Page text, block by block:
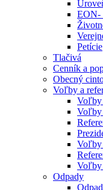
EON-
Petície
Tlačivá
Cenník a
Obecný
Voľby a
Voľby
Voľby
Voľby
Voľby
Odpady